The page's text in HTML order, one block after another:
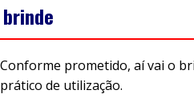
Conforme prometido, aí vai o
prático de utilização.